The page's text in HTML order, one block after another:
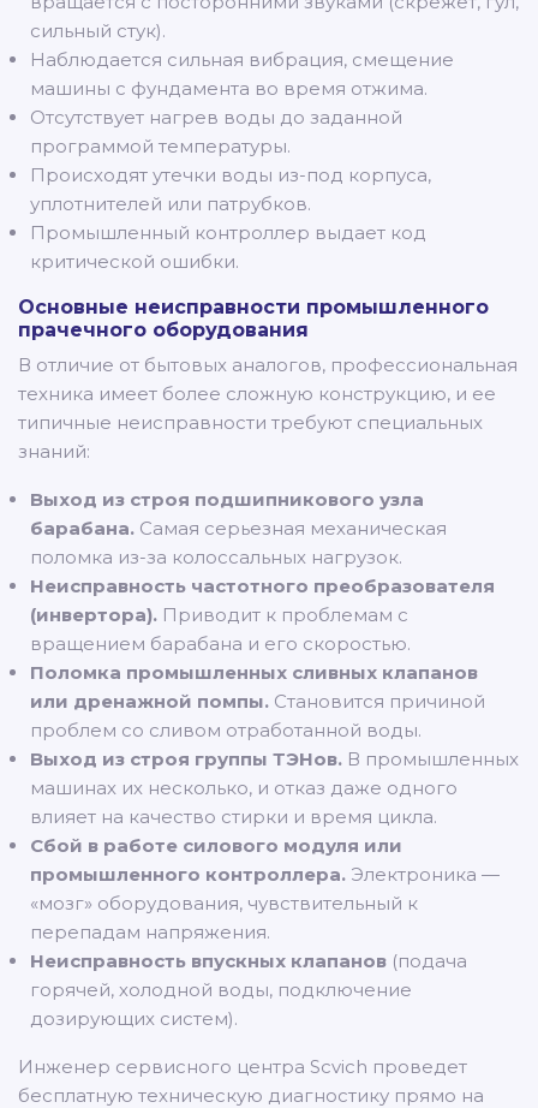
сильный стук).
Наблюдается сильная вибрация, смещение
машины с фундамента во время отжима.
Отсутствует нагрев воды до заданной
программой температуры.
Происходят утечки воды из-под корпуса,
уплотнителей или патрубков.
Промышленный контроллер выдает код
критической ошибки.
Основные неисправности промышленного
прачечного оборудования
В отличие от бытовых аналогов, профессиональная
техника имеет более сложную конструкцию, и ее
типичные неисправности требуют специальных
знаний:
Выход из строя подшипникового узла
барабана. Самая серьезная механическая
поломка из-за колоссальных нагрузок.
Неисправность частотного преобразователя
(инвертора). Приводит к проблемам с
вращением барабана и его скоростью.
Поломка промышленных сливных клапанов
или дренажной помпы. Становится причиной
проблем со сливом отработанной воды.
Выход из строя группы ТЭНов. В промышленных
машинах их несколько, и отказ даже одного
влияет на качество стирки и время цикла.
Сбой в работе силового модуля или
промышленного контроллера. Электроника —
«мозг» оборудования, чувствительный к
перепадам напряжения.
Неисправность впускных клапанов (подача
горячей, холодной воды, подключение
дозирующих систем).
Инженер сервисного центра Scvich проведет
бесплатную техническую диагностику прямо на